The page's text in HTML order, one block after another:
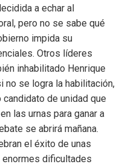
a echar al
pero no se sabe qué
impida su
Otros líderes
inhabilitado Henrique
no se logra la habilitación,
de unidad que
las urnas para ganar a
se abrirá mañana.
el éxito de unas
dificultades